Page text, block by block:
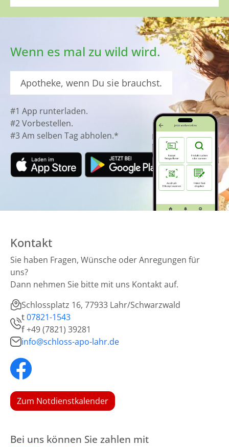
Wenn es mal zu wild wird.
Apotheke, wenn Du sie brauchst.
#1 App runterladen.
#2 Vorbestellen.
#3 Am selben Tag abholen.*
Kontakt
Sie haben Fragen, Wünsche oder Anregungen für
uns?
Dann nehmen Sie bitte mit uns Kontakt auf.
Schlossplatz 16, 77933 Lahr/Schwarzwald
t07821-1543
f+49 (7821) 39281
info@schloss-apo-lahr.de
Zum Notdienstkalender
Bei uns können Sie zahlen mit